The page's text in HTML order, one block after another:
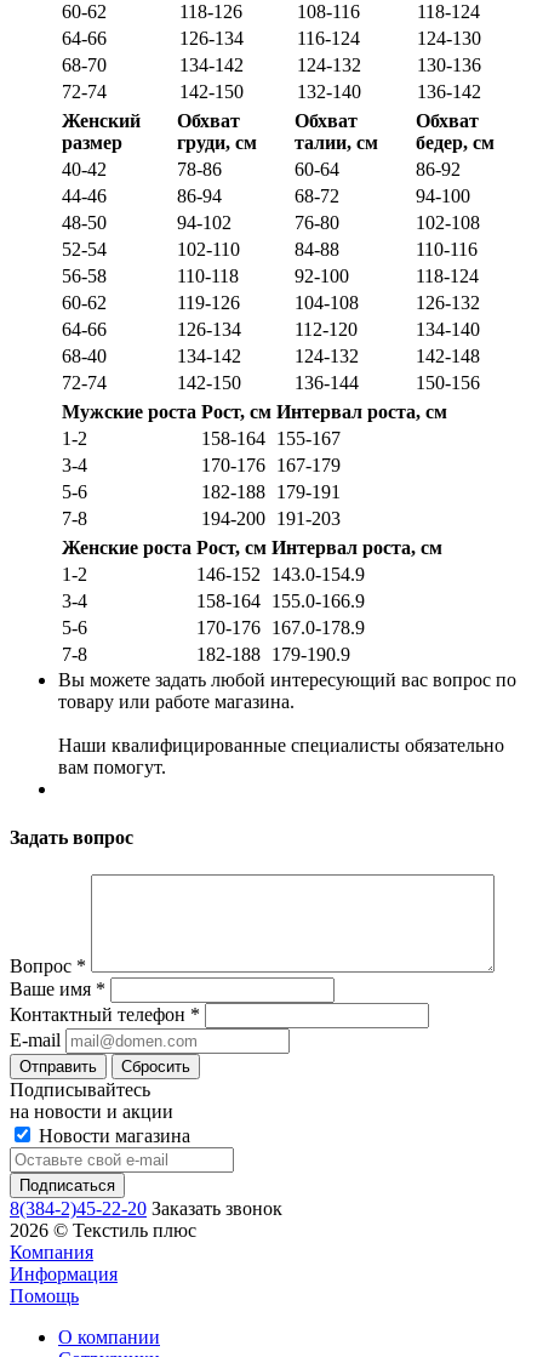
60-62
118-126 108-116
118-124
64-66
126-134 116-124
124-130
68-70
134-142 124-132
130-136
72-74
142-150 132-140
136-142
Женский
размер
Обхват
груди, см
Обхват
талии, см
Обхват
бедер, см
40-42
78-86 60-64
86-92
44-46
86-94 68-72
94-100
48-50
94-102 76-80
102-108
52-54
102-110 84-88
110-116
56-58
110-118 92-100
118-124
60-62
119-126 104-108
126-132
64-66
126-134 112-120
134-140
68-40
134-142 124-132
142-148
72-74
142-150 136-144
150-156
Мужские роста Рост, см Интервал роста, см
1-2
158-164 155-167
3-4
170-176 167-179
5-6
182-188 179-191
7-8
194-200 191-203
Женские роста Рост, см Интервал роста, см
1-2
146-152
143.0-154.9
3-4
158-164 155.0-166.9
5-6
170-176 167.0-178.9
7-8
182-188 179-190.9
Вы можете задать любой интересующий вас вопрос по
товару или работе магазина.
Наши квалифицированные специалисты обязательно
вам помогут.
Задать вопрос
Вопрос *
Ваше имя *
Контактный телефон *
E-mail
Сбросить
Подписывайтесь
на новости и акции
Новости магазина
8(384-2)45-22-20 Заказать звонок
2026 © Текстиль плюс
Компания
Информация
Помощь
О компании